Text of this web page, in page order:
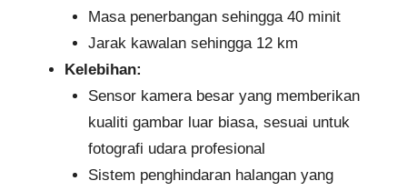
Masa penerbangan sehingga 40 minit
Jarak kawalan sehingga 12 km
Kelebihan:
Sensor kamera besar yang memberikan
kualiti gambar luar biasa, sesuai untuk
fotografi udara profesional
Sistem penghindaran halangan yang